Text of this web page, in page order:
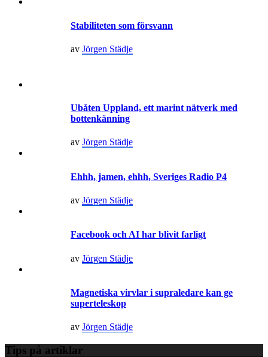
Stabiliteten som försvann
av Jörgen Städje
Ubåten Uppland, ett marint nätverk med
bottenkänning
av Jörgen Städje
Ehhh, jamen, ehhh, Sveriges Radio P4
av Jörgen Städje
Facebook och AI har blivit farligt
av Jörgen Städje
Magnetiska virvlar i supraledare kan ge
superteleskop
av Jörgen Städje
Tips på artiklar